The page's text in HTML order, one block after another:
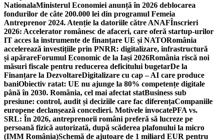
NationalaMinisterul Economiei anunță în 2026 deblocarea
fondurilor de câte 200.000 lei din programul Femeia
Antreprenor 2024. Atenție la datoriile către ANAFÎnscrieri
2026: Accelerator românesc de afaceri, care oferă startup-urilor
IT acces la instrumente de finanțare UE și NATORomânia
accelerează investițiile prin PNRR: digitalizare, infrastructură
și apărareForumul Economic de la Iași 2026România riscă noi
măsuri fiscale pentru reducerea deficitului bugetarDe la
Finanțare la DezvoltareDigitalizare cu cap – AI care produce
baniObiectiv ratat: UE nu ajunge la 80% competențe digitale
până în 2030. România, cel mai afectat statBusiness sub
presiune: control, audit și deciziile care fac diferențaCompaniile
europene declanșează concedieri. Motivele invocatePFA vs.
SRL: În 2026, antreprenorii români preferă să lucreze pe
persoană fizică autorizată, după scăderea plafonului la micro
(IMM România)Schemă de ajutoare de 1 miliard EUR pentru